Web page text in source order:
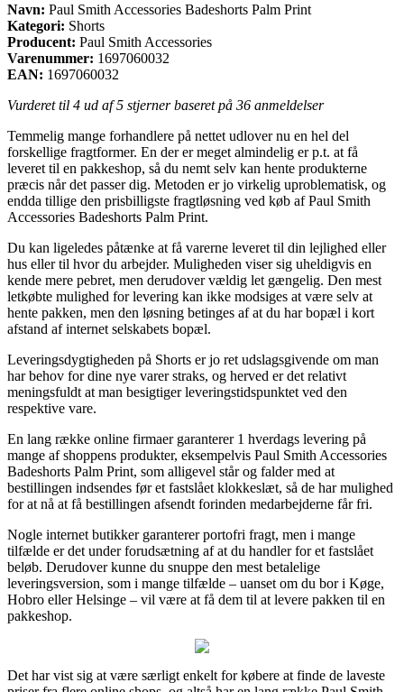
Navn: Paul Smith Accessories Badeshorts Palm Print
Kategori: Shorts
Producent: Paul Smith Accessories
Varenummer: 1697060032
EAN: 1697060032
Vurderet til 4 ud af 5 stjerner baseret på 36 anmeldelser
Temmelig mange forhandlere på nettet udlover nu en hel del
forskellige fragtformer. En der er meget almindelig er p.t. at få
leveret til en pakkeshop, så du nemt selv kan hente produkterne
præcis når det passer dig. Metoden er jo virkelig uproblematisk, og
endda tillige den prisbilligste fragtløsning ved køb af Paul Smith
Accessories Badeshorts Palm Print.
Du kan ligeledes påtænke at få varerne leveret til din lejlighed eller
hus eller til hvor du arbejder. Muligheden viser sig uheldigvis en
kende mere pebret, men derudover vældig let gængelig. Den mest
letkøbte mulighed for levering kan ikke modsiges at være selv at
hente pakken, men den løsning betinges af at du har bopæl i kort
afstand af internet selskabets bopæl.
Leveringsdygtigheden på Shorts er jo ret udslagsgivende om man
har behov for dine nye varer straks, og herved er det relativt
meningsfuldt at man besigtiger leveringstidspunktet ved den
respektive vare.
En lang række online firmaer garanterer 1 hverdags levering på
mange af shoppens produkter, eksempelvis Paul Smith Accessories
Badeshorts Palm Print, som alligevel står og falder med at
bestillingen indsendes før et fastslået klokkeslæt, så de har mulighed
for at nå at få bestillingen afsendt forinden medarbejderne får fri.
Nogle internet butikker garanterer portofri fragt, men i mange
tilfælde er det under forudsætning af at du handler for et fastslået
beløb. Derudover kunne du snuppe den mest betalelige
leveringsversion, som i mange tilfælde – uanset om du bor i Køge,
Hobro eller Helsinge – vil være at få dem til at levere pakken til en
pakkeshop.
Det har vist sig at være særligt enkelt for købere at finde de laveste